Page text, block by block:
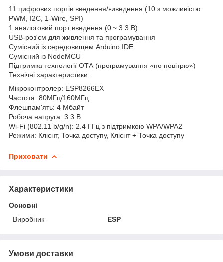
11 цифрових портів введення/виведення (10 з можливістю
PWM, I2C, 1-Wire, SPI)
1 аналоговий порт введення (0 ~ 3.3 В)
USB-роз'єм для живлення та програмування
Сумісний із середовищем Arduino IDE
Сумісний із NodeMCU
Підтримка технології ОТА (програмування «по повітрю»)
Технічні характеристики:
Мікроконтролер: ESP8266EX
Частота: 80МГц/160МГц
Флешпам'ять: 4 Мбайт
Робоча напруга: 3.3 В
Wi-Fi (802.11 b/g/n): 2.4 ГГц з підтримкою WPA/WPA2
Режими: Клієнт, Точка доступу, Клієнт + Точка доступу
Приховати
Характеристики
Основні
Виробник
ESP
Умови доставки